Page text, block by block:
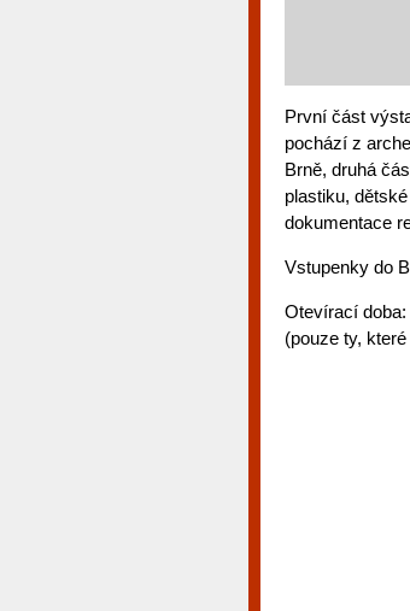
První část
pochází z
Brně, druhá
plastiku,
dokumentace
Vstupenky do
Otevírací doba:
(pouze ty,